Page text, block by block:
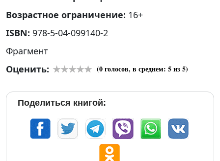
Возрастное ограничение: 16+
ISBN: 978-5-04-099140-2
Фрагмент
Оценить:
(0голосов, в среднем: 5из 5)
Поделиться книгой: